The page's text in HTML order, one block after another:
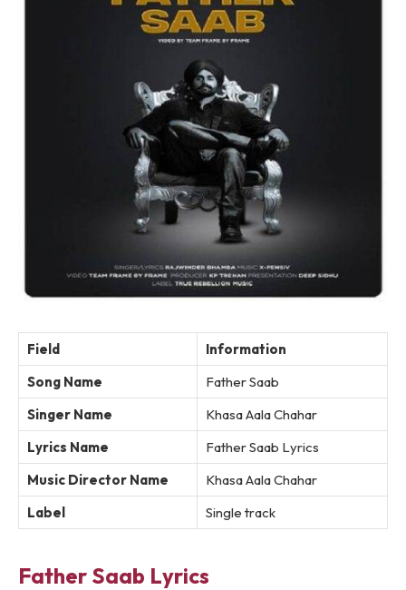
Field
Information
Song Name
Father Saab
Singer Name
Khasa Aala Chahar
Lyrics Name
Father Saab Lyrics
Music Director Name
Khasa Aala Chahar
Label
Single track
Father Saab Lyrics